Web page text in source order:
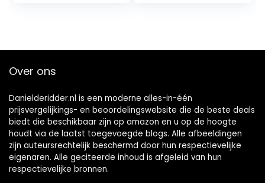
Over ons
Danielderidder.nl is een moderne alles-in-één
prijsvergelijkings- en beoordelingswebsite die de beste deals
biedt die beschikbaar zijn op amazon en u op de hoogte
houdt via de laatst toegevoegde blogs. Alle afbeeldingen
zijn auteursrechtelijk beschermd door hun respectievelijke
eigenaren. Alle geciteerde inhoud is afgeleid van hun
respectievelijke bronnen.